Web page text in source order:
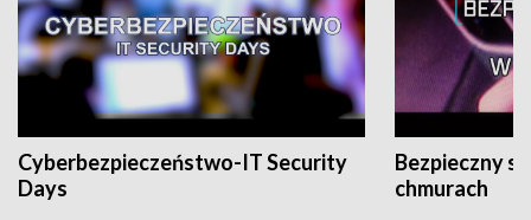
Cyberbezpieczeństwo-IT Security
Days
Bezpieczny
chmurach